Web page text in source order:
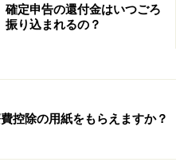
目的としており、特定の金融
ありません。
判断はご自身の責任において
は十分に配慮しております
く、これに基づく損失・損害
いません。
各金融機関やサービス提供者
確定申告の還付金はいつごろ
振り込まれるの？
控除の用紙をもらえますか？